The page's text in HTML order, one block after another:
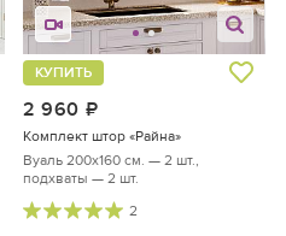
2 960
КУПИТЬ
Комплект штор «Райна»
Вуаль 200х160 см. — 2 шт.,
подхваты — 2 шт.
2